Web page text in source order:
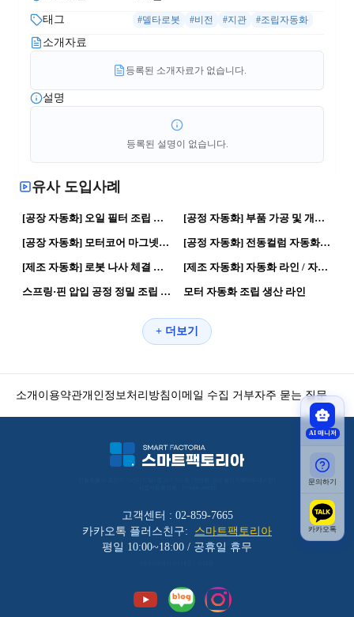
태그
#델타로봇 #비전 #지관 #조립자동화
소개자료
등록된 소개자료가 없습니다.
설명
등록된 설명이 없습니다.
유사 도입사례
66 0
[공장 자동화] 오일 필터 조립 자동화 구축 | 자동화 공정 · 로봇활용 [공정 자동화] 부품 가공 및 개발 | 제조혁신 · 뿌리기업
108 0
[공장 자동화] 모터코어 마그넷 사입라인 | 제조혁신 · 스마트공장
84 0
[공정 자동화] 전동컬럼 자동화 | 자동화 공정 · 로봇활용
205 0
[제조 자동화] 로봇 나사 체결 자동화 | 로봇활용 제조로봇
288 0
[제조 자동화] 자동화 라인 / 자동화 공정 자율화 공장 | 자동화 공정 자율화 공장
162 0
스프링·핀 압입 공정 정밀 조립 자동화
156 0
모터 자동화 조립 생산 라인
+ 더보기
소개 이용약관개인정보처리방침 이메일 수집 거부자주 묻는 질문
고객센터 : 02-859-7665
카카오톡 플러스친구:
스마트팩토리아
평일 10:00~18:00 / 공휴일 휴무
AI 매니저
문의하기
카카오톡